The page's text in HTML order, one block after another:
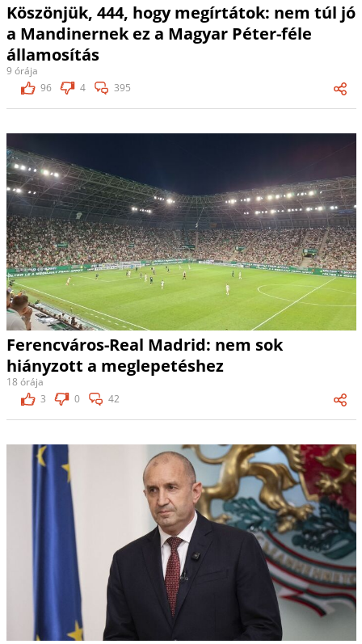
Köszönjük, 444, hogy megírtátok: nem túl jó
a Mandinernek ez a Magyar Péter-féle
államosítás
9 órája
96
4 395
Ferencváros-Real Madrid: nem sok
hiányzott a meglepetéshez
18 órája
3
0 42